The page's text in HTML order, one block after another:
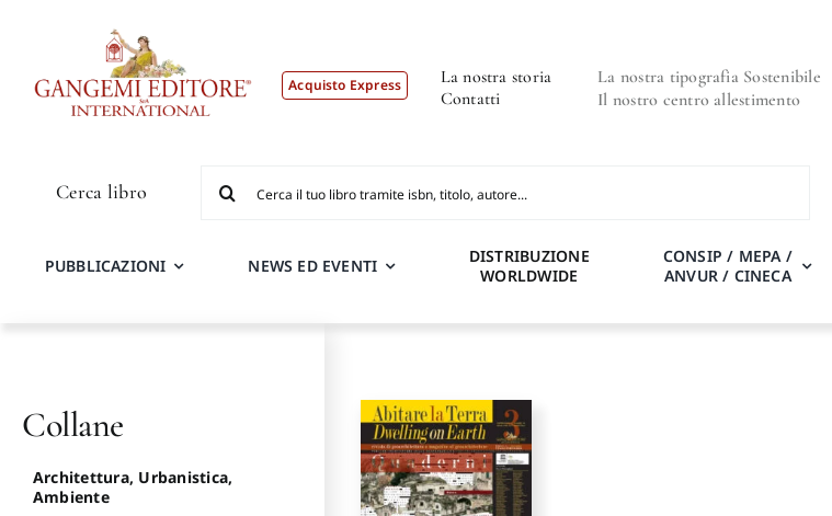
Acquisto Express
La nostra storia
Contatti
La nostra tipografia Sostenibile
Il nostro centro allestimento
Cerca libro
per:
PUBBLICAZIONI NEWS ED EVENTI
DISTRIBUZIONE
WORLDWIDE
CONSIP / MEPA /
ANVUR / CINECA
Collane
Architettura, Urbanistica,
Ambiente